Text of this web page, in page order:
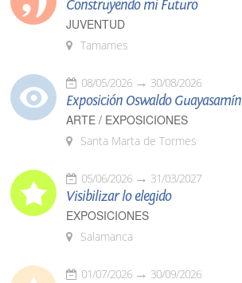
Construyendo mi Futuro
JUVENTUD
Tamames
08/05/2026 30/08/2026
Exposición Oswaldo Guayasamín
ARTE / EXPOSICIONES
Santa Marta de Tormes
05/06/2026 31/03/2027
Visibilizar lo elegido
EXPOSICIONES
Salamanca
01/07/2026 30/09/2026